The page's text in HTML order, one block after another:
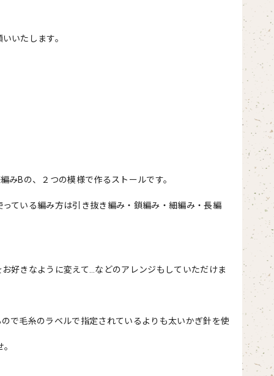
いたします。
みBの、２つの模様で作るストールです。
ている編み方は引き抜き編み・鎖編み・細編み・長編
好きなように変えて…などのアレンジもしていただけま
で毛糸のラベルで指定されているよりも太いかぎ針を使